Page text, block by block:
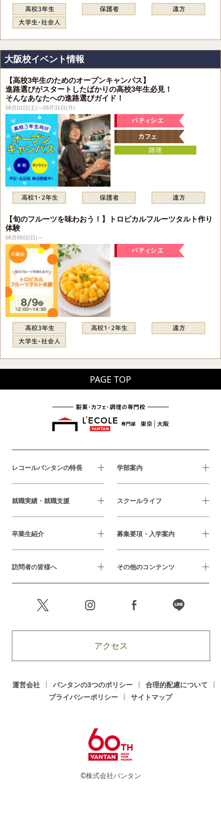
大阪校イベント情報
【高校3年生のためのオープンキャンパス】
進路選びがスタートしたばかりの高校3年生必見！
そんなあなたへの進路選びガイド！
08月01日(土)～08月31日(月)
【旬のフルーツを味わおう！】トロピカルフルーツタルト作り
体験
08月09日(日)～
PAGE TOP
レコールバンタンの特長 学部案内
就職実績・就職支援 スクールライフ
卒業生紹介 募集要項・入学案内
訪問者の皆様へ その他のコンテンツ
アクセス
運営会社 バンタンの3つのポリシー
合理的配慮について
プライバシーポリシー
サイトマップ
©株式会社バンタン